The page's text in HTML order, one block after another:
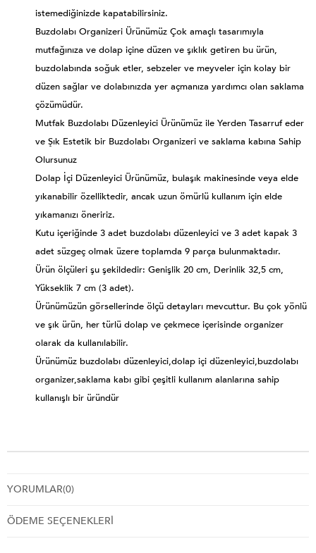
istemediğinizde kapatabilirsiniz.
Buzdolabı Organizeri Ürünümüz Çok amaçlı tasarımıyla
mutfağınıza ve dolap içine düzen ve şıklık getiren bu ürün,
buzdolabında soğuk etler, sebzeler ve meyveler için kolay bir
düzen sağlar ve dolabınızda yer açmanıza yardımcı olan saklama
çözümüdür.
Mutfak Buzdolabı Düzenleyici Ürünümüz ile Yerden Tasarruf eder
ve Şık Estetik bir Buzdolabı Organizeri ve saklama kabına Sahip
Olursunuz
Dolap İçi Düzenleyici Ürünümüz, bulaşık makinesinde veya elde
yıkanabilir özelliktedir, ancak uzun ömürlü kullanım için elde
yıkamanızı öneririz.
Kutu içeriğinde 3 adet buzdolabı düzenleyici ve 3 adet kapak 3
adet süzgeç olmak üzere toplamda 9 parça bulunmaktadır.
Ürün ölçüleri şu şekildedir: Genişlik 20 cm, Derinlik 32,5 cm,
Yükseklik 7 cm (3 adet).
Ürünümüzün görsellerinde ölçü detayları mevcuttur. Bu çok yönlü
ve şık ürün, her türlü dolap ve çekmece içerisinde organizer
olarak da kullanılabilir.
Ürünümüz buzdolabı düzenleyici,dolap içi düzenleyici,buzdolabı
organizer,saklama kabı gibi çeşitli kullanım alanlarına sahip
kullanışlı bir üründür
YORUMLAR(0)
ÖDEME SEÇENEKLERI